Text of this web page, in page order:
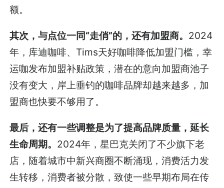
额。
其次，与点位一同“走俏”的，还有加盟商。 2024
年，库迪咖啡、Tims天好咖啡降低加盟门槛，幸
运咖发布加盟补贴政策，潜在的意向加盟商池子
没有变大，岸上垂钓的咖啡品牌却越来越多，加
盟商也快要不够用了。
最后，还有一些调整是为了提高品牌质量，延长
生命周期。 2024年，星巴克关闭了不少旗下老
店，随着城市中新兴商圈不断涌现，消费活力发
生转移，消费者被分散，致使一些早期布局在传